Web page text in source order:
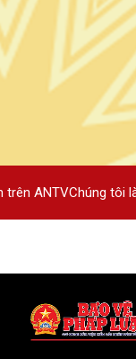
trên ANTVChúng tôi